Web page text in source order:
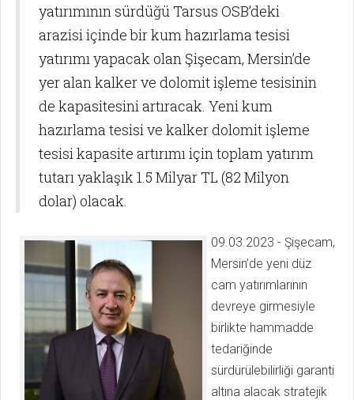
yatırımının sürdüğü Tarsus OSB’deki
arazisi içinde bir kum hazırlama tesisi
yatırımı yapacak olan Şişecam, Mersin’de
yer alan kalker ve dolomit işleme tesisinin
de kapasitesini artıracak. Yeni kum
hazırlama tesisi ve kalker dolomit işleme
tesisi kapasite artırımı için toplam yatırım
tutarı yaklaşık 1.5 Milyar TL (82 Milyon
dolar) olacak.
09.03.2023 - Şişecam,
Mersin’de yeni düz
cam yatırımlarının
devreye girmesiyle
birlikte hammadde
tedariğinde
sürdürülebilirliği garanti
altına alacak stratejik